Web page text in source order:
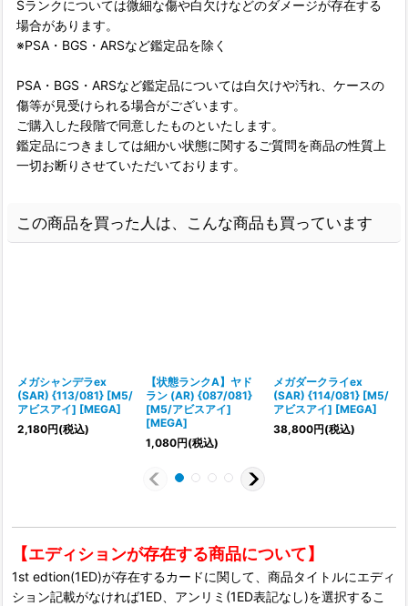
Sランクについては微細な傷や白欠けなどのダメージが存在する
場合があります。
※PSA・BGS・ARSなど鑑定品を除く
PSA・BGS・ARSなど鑑定品については白欠けや汚れ、ケースの
傷等が見受けられる場合がございます。
ご購入した段階で同意したものといたします。
鑑定品につきましては細かい状態に関するご質問を商品の性質上
一切お断りさせていただいております。
この商品を買った人は、こんな商品も買っています
メガシャンデラex
(SAR) {113/081} [M5/
アビスアイ] [MEGA]
2,180円(税込)
【状態ランクA】ヤド
ラン (AR) {087/081}
[M5/アビスアイ]
[MEGA]
1,080円(税込)
メガダークライex
(SAR) {114/081} [M5/
アビスアイ] [MEGA]
38,800円(税込)
【エディションが存在する商品について】
1st edtion(1ED)が存在するカードに関して、商品タイトルにエディ
ション記載がなければ1ED、アンリミ(1ED表記なし)を選択するこ